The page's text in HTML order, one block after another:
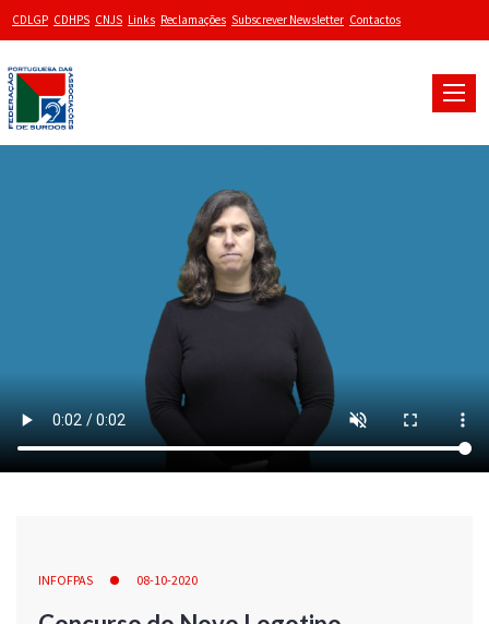
CDLGP CDHPS CNJS Links Reclamações Subscrever Newsletter Contactos
Toggle
INFOFPAS 08-10-2020